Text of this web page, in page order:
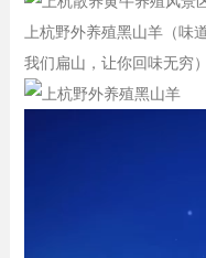
上杭野外养殖黑山羊（味
我们扁山，让你回味无穷）